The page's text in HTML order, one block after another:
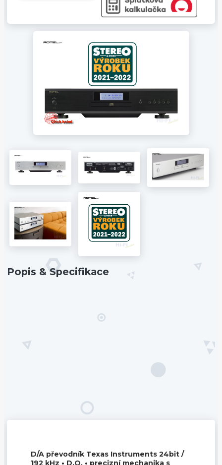
Popis & Specifikace
D/A převodník Texas Instruments 24bit /
192 kHz • D.O. • precizní mechanika s